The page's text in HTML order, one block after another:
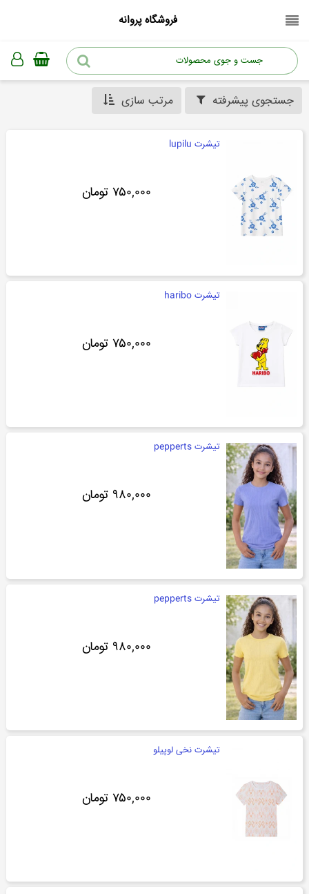
فروشگاه پروانه
جستجوی پیشرفته مرتب سازی
تیشرت lupilu
۷۵۰,۰۰۰ تومان
تیشرت haribo
۷۵۰,۰۰۰ تومان
تیشرت pepperts
۹۸۰,۰۰۰ تومان
تیشرت pepperts
۹۸۰,۰۰۰ تومان
تیشرت نخی لوپیلو
۷۵۰,۰۰۰ تومان